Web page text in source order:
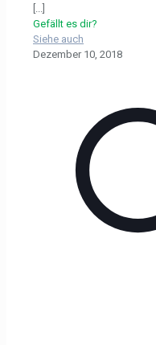
[...]
Gefällt es dir?
Siehe auch
Dezember 10, 2018